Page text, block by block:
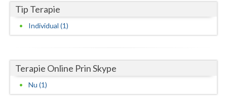
Neamt
Salaj
Satu-Mare
Tip Terapie
Individual (1)
Terapie Online Prin Skype
Nu (1)